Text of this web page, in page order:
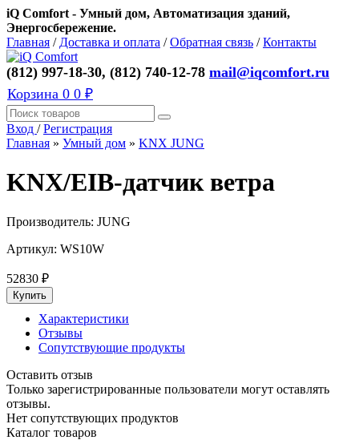
iQ Comfort - Умный дом, Автоматизация зданий,
Энергосбережение.
Главная / Доставка и оплата /Обратная связь /Контакты
(812) 997-18-30, (812) 740-12-78 mail@iqcomfort.ru
Корзина 0 0 ₽
Вход /Регистрация
Главная » Умный дом » KNX JUNG
KNX/EIB-датчик ветра
Производитель: JUNG
Артикул: WS10W
52830 ₽
Характеристики
Отзывы
Сопутствующие продукты
Оставить отзыв
Только зарегистрированные пользователи могут оставлять
отзывы.
Нет сопутствующих продуктов
Каталог товаров